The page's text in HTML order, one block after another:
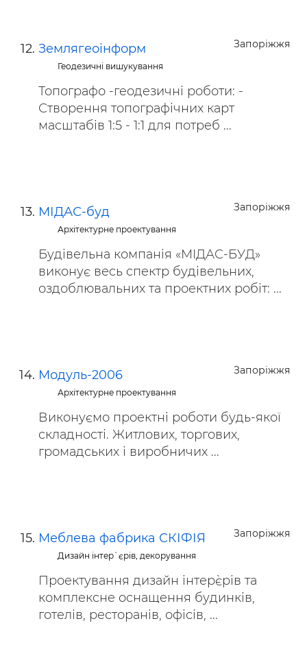
Запоріжжя
Землягеоінформ
Геодезичні вишукування
Топографо -геодезичні роботи: -
Створення топографічних карт
масштабів 1:5 - 1:1 для потреб ...
Запоріжжя
МІДАС-буд
Архітектурне проектування
Будівельна компанія «МІДАС-БУД»
виконує весь спектр будівельних,
оздоблювальних та проектних робіт: ...
Запоріжжя
Модуль-2006
Архітектурне проектування
Виконуємо проектні роботи будь-якої
складності. Житлових, торгових,
громадських і виробничих ...
Запоріжжя
Меблева фабрика СКІФІЯ
Дизайн інтер`єрів, декорування
Проектування дизайн інтер`єрів та
комплексне оснащення будинків,
готелів, ресторанів, офісів, ...